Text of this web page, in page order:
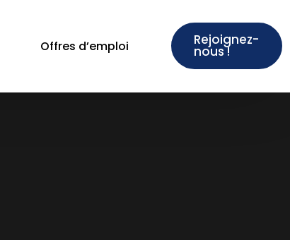
Offres d’emploi Rejoignez-
nous !